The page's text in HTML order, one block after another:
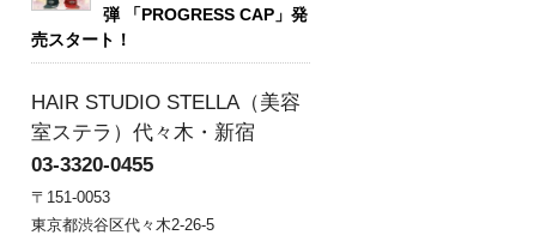
弾 「PROGRESS CAP」発
売スタート！
HAIR STUDIO STELLA（美容
室ステラ）代々木・新宿
03-3320-0455
〒151-0053
東京都渋谷区代々木2-26-5